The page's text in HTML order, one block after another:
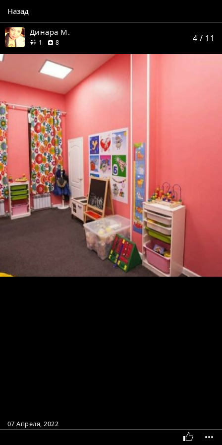
Назад
Динара М.
1 друг 8отзывов 4 / 11
07 Апреля, 2022